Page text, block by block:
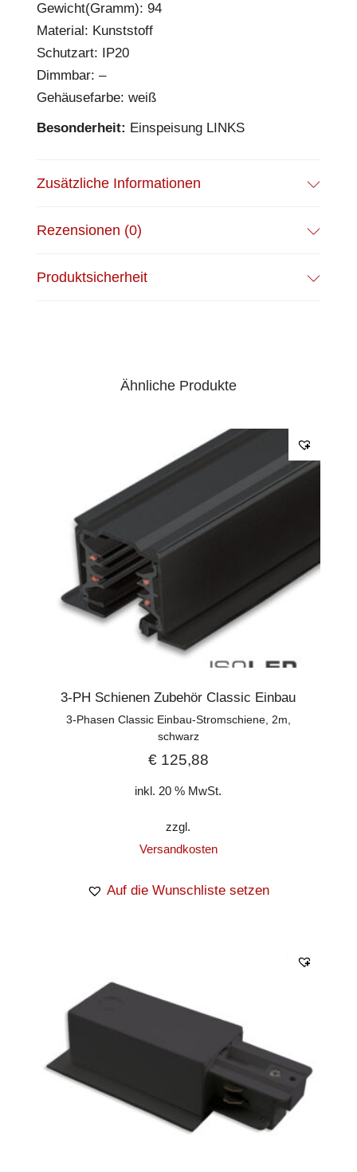
Gewicht(Gramm): 94
Material: Kunststoff
Schutzart: IP20
Dimmbar: –
Gehäusefarbe: weiß
Besonderheit: Einspeisung LINKS
Zusätzliche Informationen
Rezensionen (0)
Produktsicherheit
Ähnliche Produkte
3-PH Schienen Zubehör Classic Einbau
3-Phasen Classic Einbau-Stromschiene, 2m,
schwarz
€125,88
inkl. 20 % MwSt.
zzgl.
Versandkosten
Auf die Wunschliste setzen